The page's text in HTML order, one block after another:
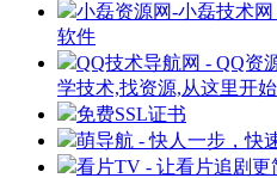
小磊资源网-小磊技术
软件
QQ技术导航网 - QQ资
学技术,找资源,从这里开始
免费SSL证书
萌导航 - 快人一步，快
看片TV - 让看片追剧更